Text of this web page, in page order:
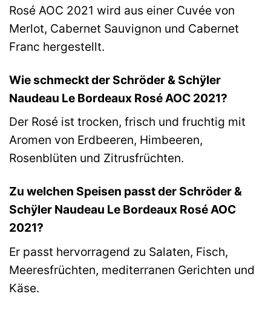
Rosé AOC 2021 wird aus einer Cuvée von
Merlot, Cabernet Sauvignon und Cabernet
Franc hergestellt.
Wie schmeckt der Schröder & Schÿler
Naudeau Le Bordeaux Rosé AOC 2021?
Der Rosé ist trocken, frisch und fruchtig mit
Aromen von Erdbeeren, Himbeeren,
Rosenblüten und Zitrusfrüchten.
Zu welchen Speisen passt der Schröder &
Schÿler Naudeau Le Bordeaux Rosé AOC
2021?
Er passt hervorragend zu Salaten, Fisch,
Meeresfrüchten, mediterranen Gerichten und
Käse.